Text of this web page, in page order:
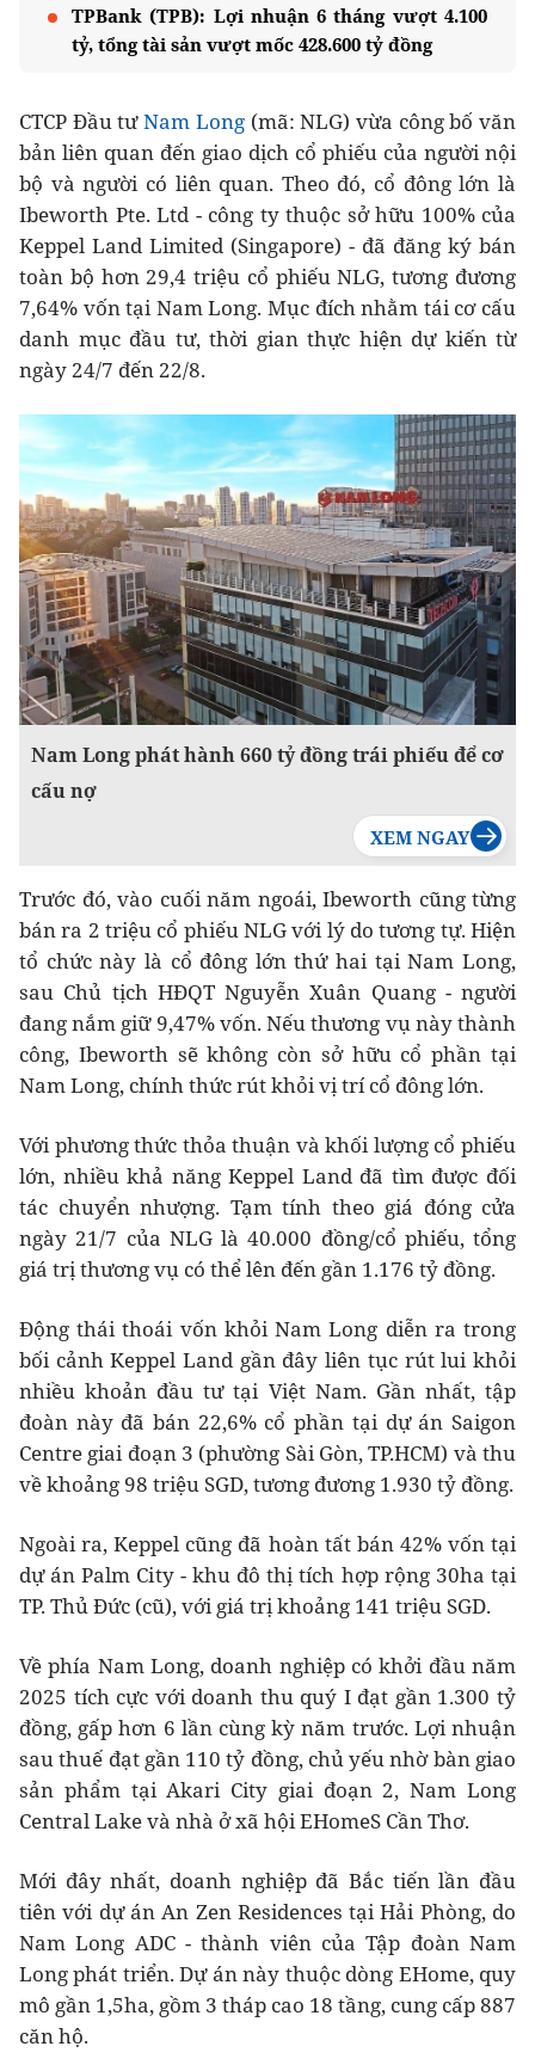
TPBank (TPB): Lợi nhuận 6 tháng vượt 4.100
tỷ, tổng tài sản vượt mốc 428.600 tỷ đồng
CTCP Đầu tưNam Long(mã: NLG) vừa công bố văn
bản liên quan đến giao dịch cổ phiếu của người nội
bộ và người có liên quan. Theo đó, cổ đông lớn là
Ibeworth Pte. Ltd - công ty thuộc sở hữu 100% của
Keppel Land Limited (Singapore) - đã đăng ký bán
toàn bộ hơn 29,4 triệu cổ phiếu NLG, tương đương
7,64% vốn tại Nam Long. Mục đích nhằm tái cơ cấu
danh mục đầu tư, thời gian thực hiện dự kiến từ
ngày 24/7 đến 22/8.
Nam Long phát hành 660 tỷ đồng trái phiếu để cơ
cấu nợ
Trước đó, vào cuối năm ngoái, Ibeworth cũng từng
bán ra 2 triệu cổ phiếu NLG với lý do tương tự. Hiện
tổ chức này là cổ đông lớn thứ hai tại Nam Long,
sau Chủ tịch HĐQT Nguyễn Xuân Quang - người
đang nắm giữ 9,47% vốn. Nếu thương vụ này thành
công, Ibeworth sẽ không còn sở hữu cổ phần tại
Nam Long, chính thức rút khỏi vị trí cổ đông lớn.
Với phương thức thỏa thuận và khối lượng cổ phiếu
lớn, nhiều khả năng Keppel Land đã tìm được đối
tác chuyển nhượng. Tạm tính theo giá đóng cửa
ngày 21/7 của NLG là 40.000 đồng/cổ phiếu, tổng
giá trị thương vụ có thể lên đến gần 1.176 tỷ đồng.
Động thái thoái vốn khỏi Nam Long diễn ra trong
bối cảnh Keppel Land gần đây liên tục rút lui khỏi
nhiều khoản đầu tư tại Việt Nam. Gần nhất, tập
đoàn này đã bán 22,6% cổ phần tại dự án Saigon
Centre giai đoạn 3 (phường Sài Gòn, TP.HCM) và thu
về khoảng 98 triệu SGD, tương đương 1.930 tỷ đồng.
Ngoài ra, Keppel cũng đã hoàn tất bán 42% vốn tại
dự án Palm City - khu đô thị tích hợp rộng 30ha tại
TP. Thủ Đức (cũ), với giá trị khoảng 141 triệu SGD.
Về phía Nam Long, doanh nghiệp có khởi đầu năm
2025 tích cực với doanh thu quý I đạt gần 1.300 tỷ
đồng, gấp hơn 6 lần cùng kỳ năm trước. Lợi nhuận
sau thuế đạt gần 110 tỷ đồng, chủ yếu nhờ bàn giao
sản phẩm tại Akari City giai đoạn 2, Nam Long
Central Lake và nhà ở xã hội EHomeS Cần Thơ.
Mới đây nhất, doanh nghiệp đã Bắc tiến lần đầu
tiên với dự án An Zen Residences tại Hải Phòng, do
Nam Long ADC - thành viên của Tập đoàn Nam
Long phát triển. Dự án này thuộc dòng EHome, quy
mô gần 1,5ha, gồm 3 tháp cao 18 tầng, cung cấp 887
căn hộ.